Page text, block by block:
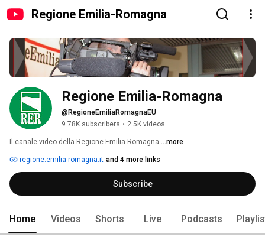
Regione Emilia-Romagna
Regione Emilia-Romagna
@RegioneEmiliaRomagnaEU
9.78K subscribers • 2.5K videos
Il canale video della Regione Emilia-Romagna ...more
regione.emilia-romagna.it and 4 more links
Subscribe
Home Videos Shorts Live Podcasts